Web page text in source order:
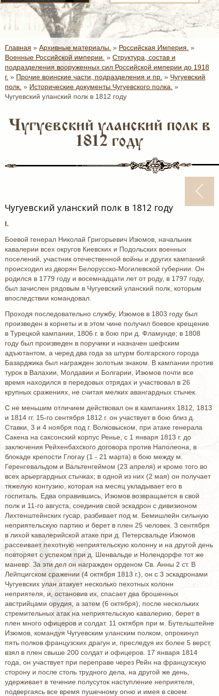
Главная » Архивные материалы. » Российская Империя. »
Военные Российской империи. » Структура, состав и
подразделения вооруженных сил Российской империи до 1918
г. » Прочие воинские части, подразделения и пр. » Чугуевский
полк. » Исторические документы Чугуевского полка. »
Чугуевский уланский полк в 1812 году
Чугуевский уланский полк в
1812 году
Чугуевский уланский полк в 1812 году
I.
Боевой генерал Николай Григорьевич Изюмов, начальник
кавалерии всех округов Киевских и Подольских военных
поселений, участник отечественной войны и других кампаний
происходил из дворян Белорусско-Могилевской губернии. Он
родился в 1779 году и восемнадцати лет от роду, в 1797 году,
был зачислен рядовым в Чугуевский уланский полк, которым
впоследствии командовал.
Проходя последовательно службу, Изюмов в 1803 году был
произведен в корнеты и в этом чине получил боевое крещение
в Турецкой кампании, 1806 г. в бою при д. Фламунде; в 1808
году был произведен в поручики и назначен шефским
адъютантом, а черед два года за штурм болгарского города
Базарджика был награжден золотым знаком. В кампании против
турок в Валахии, Молдавии и Болгарии, Изюмов почти все
время находился в передовых отрядах и участвовал в 26
крупных сражениях, не считая мелких авангардных стычек.
С не меньшим отличием действовал он в кампаниях 1812, 1813
и 1814 гг. 15-го сентября 1812 г. он участвует в бою близ д.
Ставки, 3 и 4 ноября под г. Волковыском, при атаке генерала
Сакена на саксонский корпус Ренье, с 1 января 1813 г. до
заключения Рейхенбахского договора против Наполеона, в
блокаде крепости Глогау (1 - 21 марта) в бою между м.
Геренгевальдом и Вальтенгеймом (23 апреля) и кроме того во
всех арьергардных стычках; в одной из них (2 мая) он получает
тяжелую контузию, которая на месяц укладывает его в
госпиталь. Едва оправившись, Изюмов возвращается в свой
полк и 11-го августа, соединив свой эскадрон с дивизионом
Лихтенштейнских гусар, разбивает под м. Бемишлейн сильную
неприятельскую партию и берет в плен 25 человек. 3 сентября
в лихой кавалерийской атаке при д. Петерсвальде Изюмов
рассеивает пехотную неприятельскую колонну и на другой день
повторяет с успехом при д. Шенвальде и Нолендорфе тот же
маневр. За эти дел он награжден орденом Св. Анны 2 ст. В
Лейпцигском сражении (4 октября 1813 г.), он с 3 эскадронами
Чугуевских улан атакует несколько пехотных колонн
неприятеля, и, остановив их, спасает два брошенных
австрийцами орудия, а затем (6 октября), после нескольких
стремительных атак на неприятельскую кавалерию, берет в
плен много офицеров и солдат. 11 октября при м. Бутельштейне
Изюмов, командуя Чугуевским уланским полком, опрокинул
пять полков французских драгун и, преследуя их более 5 верст,
взял в плен свыше 200 солдат и офицеров. 17 января 1814
года, он участвует при переправе через Рейн на французскую
сторону и после столь трудного дела, на другой же день,
удерживает в течение полусуток наступление неприятеля,
подвергаясь все время пушечному огню и имея в своем